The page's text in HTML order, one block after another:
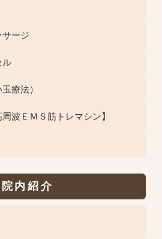
サージ
ル
療法）
波ＥＭＳ筋トレマシン】
院内紹介